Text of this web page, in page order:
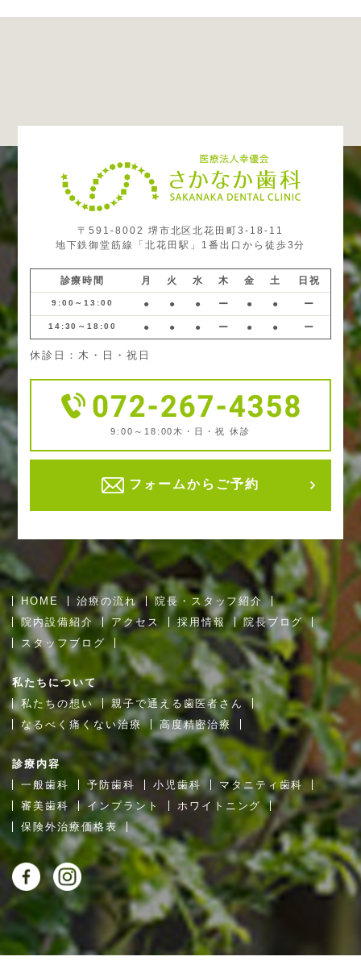
〒591-8002 堺市北区北花田町3-18-11
地下鉄御堂筋線「北花田駅」1番出口から徒歩3分
診療時間 月 火 水 木 金 土 日祝
9:00～13:00 ● ● ● ー ● ● ー
14:30～18:00 ● ● ● ー ● ● ー
休診日：木・日・祝日
9:00～18:00 木・日・祝 休診
フォームからご予約
HOME 治療の流れ
院長・スタッフ紹介
院内設備紹介
アクセス 採用情報
院長ブログ
スタッフブログ
私たちについて
私たちの想い
親子で通える歯医者さん
なるべく痛くない治療
高度精密治療
診療内容
一般歯科
予防歯科 小児歯科
マタニティ歯科
審美歯科
インプラント
ホワイトニング
保険外治療価格表